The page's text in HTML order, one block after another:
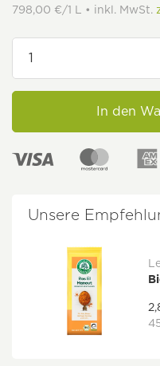
798,00 €/1 L • inkl. MwSt.
In den
Unsere